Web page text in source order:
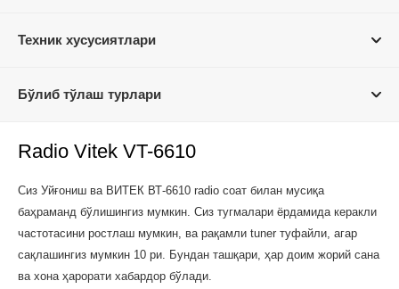
Техник хусусиятлари
Бўлиб тўлаш турлари
Radio Vitek VT-6610
Сиз Уйғониш ва ВИТЕК ВТ-6610 radio соат билан мусиқа
баҳраманд бўлишингиз мумкин. Сиз тугмалари ёрдамида керакли
частотасини ростлаш мумкин, ва рақамли tuner туфайли, агар
сақлашингиз мумкин 10 ри. Бундан ташқари, ҳар доим жорий сана
ва хона ҳарорати хабардор бўлади.